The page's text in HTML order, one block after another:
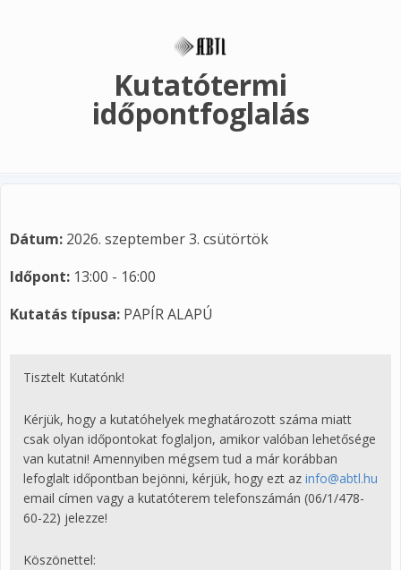
Kutatótermi
időpontfoglalás
Dátum: 2026. szeptember 3. csütörtök
Időpont: 13:00 - 16:00
Kutatás típusa: PAPÍR ALAPÚ
Tisztelt Kutatónk!
Kérjük, hogy a kutatóhelyek meghatározott száma miatt
csak olyan időpontokat foglaljon, amikor valóban lehetősége
van kutatni! Amennyiben mégsem tud a már korábban
lefoglalt időpontban bejönni, kérjük, hogy ezt az info@abtl.hu
email címen vagy a kutatóterem telefonszámán (06/1/478-
60-22) jelezze!
Köszönettel: